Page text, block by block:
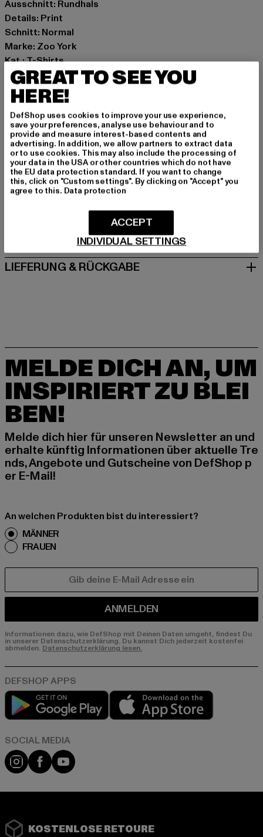
Ausschnitt: Rundhals
Details: Print
Schnitt: Normal
Marke: Zoo York
Kat.: T-Shirts
Farbe: schwarz
Hersteller Farbe: black
Materialzusammensetzung: 100% Baumwolle
Art.Nr: 60690029-00007
Hersteller: TB International GmbH |info@tbint.de
Dr.-Robert-Murjahn-Straße 7 | 64372 Ober-Ramstadt |
DE
GRÖSSE & PASSFORM
PFLEGEHINWEISE
LIEFERUNG & RÜCKGABE
MELDE DICH AN, UM
INSPIRIERT ZU BLEI
BEN!
Melde dich hier für unseren Newsletter an und
erhalte künftig Informationen über aktuelle Tre
nds, Angebote und Gutscheine von DefShop p
er E-Mail!
An welchen Produkten bist du interessiert?
MÄNNER
FRAUEN
ANMELDEN
Informationen dazu, wie DefShop mit Deinen Daten umgeht, findest Du
in unserer Datenschutzerklärung. Du kannst Dich jederzeit kostenfei
abmelden. Datenschutzerklärung lesen.
Play market
Instagram
FacebookYouTube
KOSTENLOSE RETOURE
GREAT TO SEE YOU
HERE!
DefShop uses cookies to improve your use experience,
save your preferences, analyse use behaviour and to
provide and measure interest-based contents and
advertising. In addition, we allow partners to extract data
or to use cookies. This may also include the processing of
your data in the USA or other countries which do not have
the EU data protection standard. If you want to change
this, click on "Custom settings". By clicking on "Accept" you
agree to this. Data protection
INDIVIDUAL SETTINGS
ACCEPT